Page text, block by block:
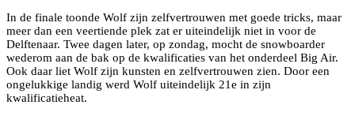
In de finale toonde Wolf zijn zelfvertrouwen met goede tricks, maar
meer dan een veertiende plek zat er uiteindelijk niet in voor de
Delftenaar. Twee dagen later, op zondag, mocht de snowboarder
wederom aan de bak op de kwalificaties van het onderdeel Big Air.
Ook daar liet Wolf zijn kunsten en zelfvertrouwen zien. Door een
ongelukkige landig werd Wolf uiteindelijk 21e in zijn
kwalificatieheat.